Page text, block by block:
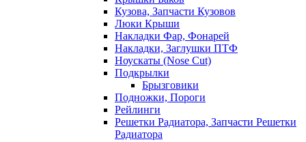
Кузова, Запчасти Кузовов
Люки Крыши
Накладки Фар, Фонарей
Накладки, Заглушки ПТФ
Ноускаты (Nose Cut)
Подкрылки
Брызговики
Подножки, Пороги
Рейлинги
Решетки Радиатора, Запчасти Решетки
Радиатора